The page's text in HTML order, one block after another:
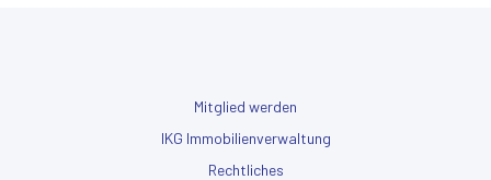
Mitglied werden
IKG Immobilienverwaltung
Rechtliches